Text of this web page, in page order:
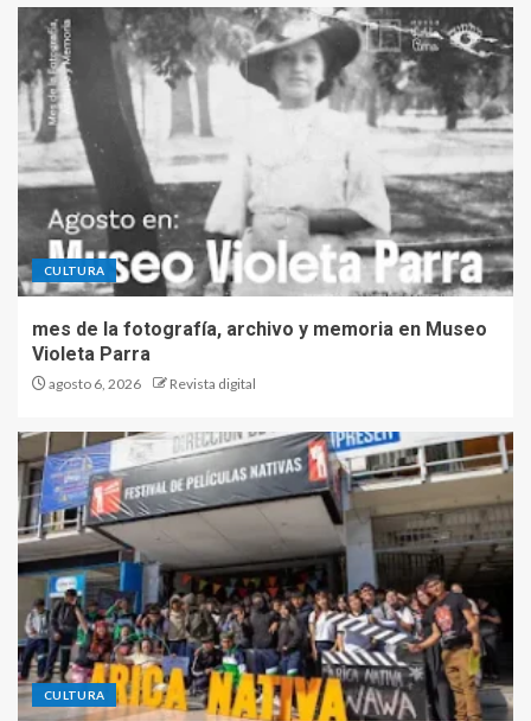
CULTURA
mes de la fotografía, archivo y memoria en Museo
Violeta Parra
agosto 6, 2026 Revista digital
CULTURA